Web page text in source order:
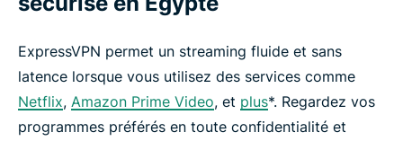
ExpressVPN permet un streaming fluide et sans
latence lorsque vous utilisez des services comme
Netflix, Amazon Prime Video, et plus*. Regardez vos
programmes préférés en toute confidentialité et